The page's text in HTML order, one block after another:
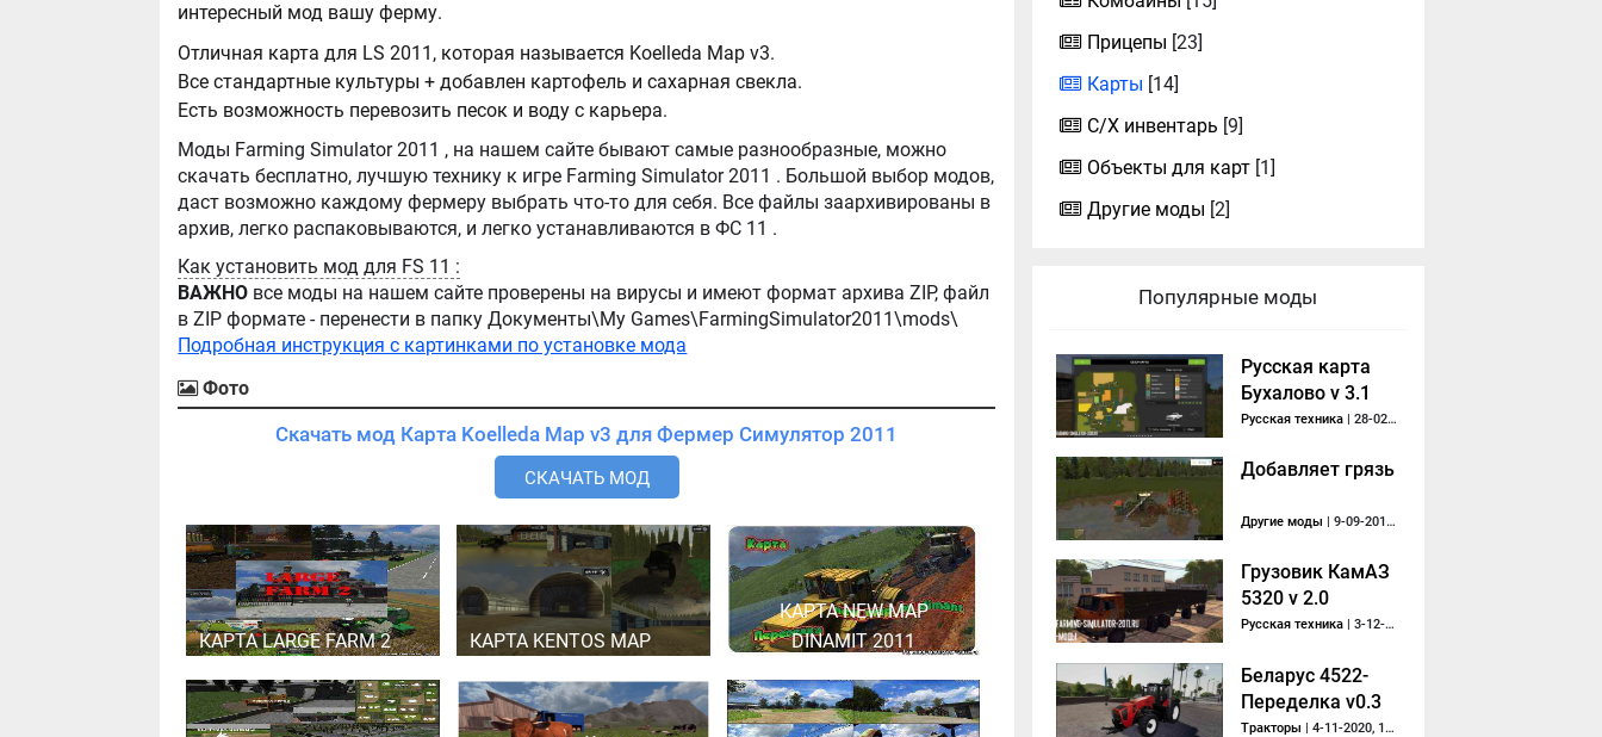
интересный мод вашу ферму.
Отличная карта для LS 2011, которая называется Koelleda Map v3.
Все стандартные культуры + добавлен картофель и сахарная свекла.
Есть возможность перевозить песок и воду с карьера.
Моды Farming Simulator 2011 , на нашем сайте бывают самые разнообразные, можно
скачать бесплатно, лучшую технику к игре Farming Simulator 2011 . Большой выбор модов,
даст возможно каждому фермеру выбрать что-то для себя. Все файлы заархивированы в
архив, легко распаковываются, и легко устанавливаются в ФС 11 .
Как установить мод для FS 11 :
ВАЖНО все моды на нашем сайте проверены на вирусы и имеют формат архива ZIP, файл
в ZIP формате - перенести в папку Документы\My Games\FarmingSimulator2011\mods\
Подробная инструкция с картинками по установке мода
Фото
Скачать мод Карта Koelleda Map v3 для Фермер Симулятор 2011
СКАЧАТЬ МОД
КАРТА LARGE FARM 2 КАРТА KENTOS MAP
КАРТА NEW MAP
DINAMIT 2011
Прицепы [23]
Карты [14]
С/Х инвентарь [9]
Объекты для карт [1]
Другие моды [2]
Популярные моды
Русская карта
Бухалово v 3.1
Русская техника | 28-02-2018, 21:42
Добавляет грязь
Другие моды | 9-09-2017, 19:09
Грузовик КамАЗ
5320 v 2.0
Русская техника | 3-12-2017, 20:24
Беларус 4522-
Переделка v0.3
Тракторы | 4-11-2020, 17:56